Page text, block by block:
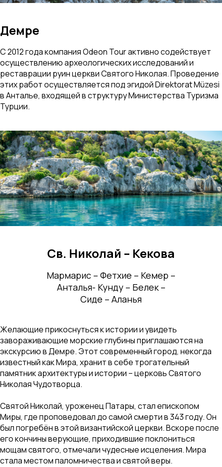
Демре
С 2012 года компания Odeon Tour активно содействует
осуществлению археологических исследований и
реставрации руин церкви Святого Николая. Проведение
этих работ осуществляется под эгидой Direktorat Müzesi
в Анталье, входящей в структуру Министерства Туризма
Турции.
Св. Николай – Кекова
Мармарис – Фетхие – Кемер –
Анталья- Кунду – Белек –
Сиде – Аланья
Желающие прикоснуться к истории и увидеть
завораживающие морские глубины приглашаются на
экскурсию в Демре. Этот современный город, некогда
известный как Мира, хранит в себе трогательный
памятник архитектуры и истории – церковь Святого
Николая Чудотворца.
Святой Николай, уроженец Патары, стал епископом
Миры, где проповедовал до самой смерти в 343 году. Он
был погребён в этой византийской церкви. Вскоре после
его кончины верующие, приходившие поклониться
мощам святого, отмечали чудесные исцеления. Мира
стала местом паломничества и святой веры.